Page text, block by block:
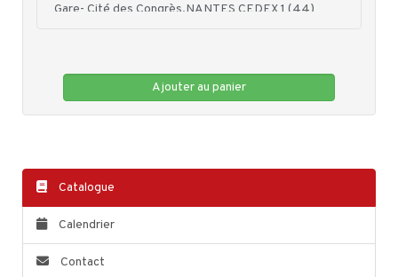
Gare- Cité des Congrès,NANTES CEDEX 1 (44)
Gare- Cité des Congrès,NANTES CEDEX 1 (44)
le 24/09/26 de 09:30 à 12:30 - Classe virtuelle
Ajouter au panier
Catalogue
Calendrier
Contact